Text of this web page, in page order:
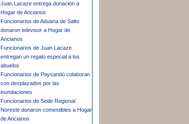
Juan Lacaze entrega donación a
Hogar de Ancianos
Funcionarios de Aduana de Salto
donaron televisor a Hogar de
Ancianos
Funcionarios de Juan Lacaze
entregan un regalo especial a los
abuelos
Funcionarios de Paysandú colaboran
con desplazados por las
inundaciones
Funcionarios de Sede Regional
Noreste donaron comestibles a Hogar
de Ancianos